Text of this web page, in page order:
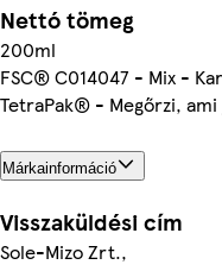
Nettó tömeg
200ml
FSC® C014047 - Mix -
TetraPak® - Megőrzi, ami
Márkainformáció
Visszaküldési cím
Sole-Mizo Zrt.,